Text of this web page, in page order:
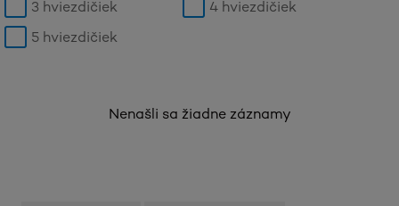
3 hviezdičiek
4 hviezdičiek
5 hviezdičiek
Nenašli sa žiadne záznamy